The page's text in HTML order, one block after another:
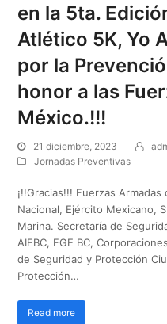
en la 5ta.
Atlético 5K, Yo
por la
honor a las
México.!!!
21 diciembre, 2023
Jornadas Preventivas
¡!!Gracias!!! Fuerzas
Nacional, Ejército Mexicano,
Marina. Secretaría de
AIEBC, FGE BC,
de Seguridad y Protección
Protección…
Read more